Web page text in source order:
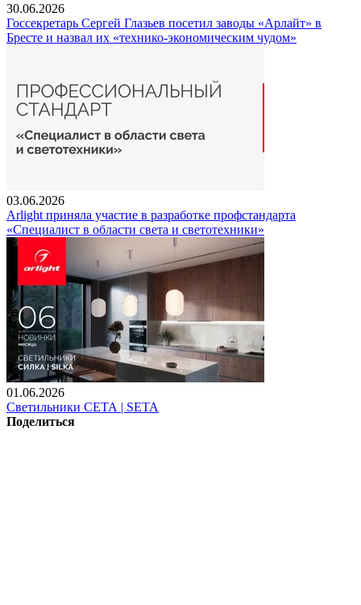
30.06.2026
Госсекретарь Сергей Глазьев посетил заводы «Арлайт» в
Бресте и назвал их «технико-экономическим чудом»
03.06.2026
Arlight приняла участие в разработке профстандарта
«Специалист в области света и светотехники»
01.06.2026
Светильники СЕТА | SETA
Поделиться